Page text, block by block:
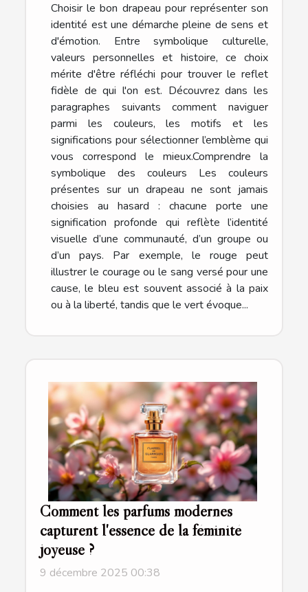
Choisir le bon drapeau pour représenter son
identité est une démarche pleine de sens et
d'émotion. Entre symbolique culturelle,
valeurs personnelles et histoire, ce choix
mérite d'être réfléchi pour trouver le reflet
fidèle de qui l'on est. Découvrez dans les
paragraphes suivants comment naviguer
parmi les couleurs, les motifs et les
significations pour sélectionner l’emblème qui
vous correspond le mieux.Comprendre la
symbolique des couleurs Les couleurs
présentes sur un drapeau ne sont jamais
choisies au hasard : chacune porte une
signification profonde qui reflète l’identité
visuelle d’une communauté, d’un groupe ou
d’un pays. Par exemple, le rouge peut
illustrer le courage ou le sang versé pour une
cause, le bleu est souvent associé à la paix
ou à la liberté, tandis que le vert évoque...
Comment les parfums modernes
capturent l'essence de la féminité
joyeuse ?
9 décembre 2025 00:38